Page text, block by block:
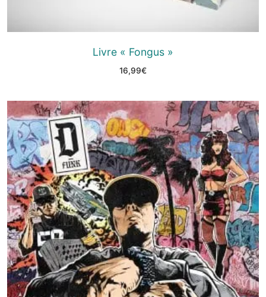
Livre « Fongus »
16,99€